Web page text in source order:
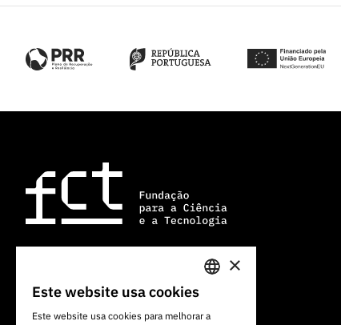
Av. do Brasil, 101
PORTUGUESE
×
Este website usa cookies
Este website usa cookies para melhorar a